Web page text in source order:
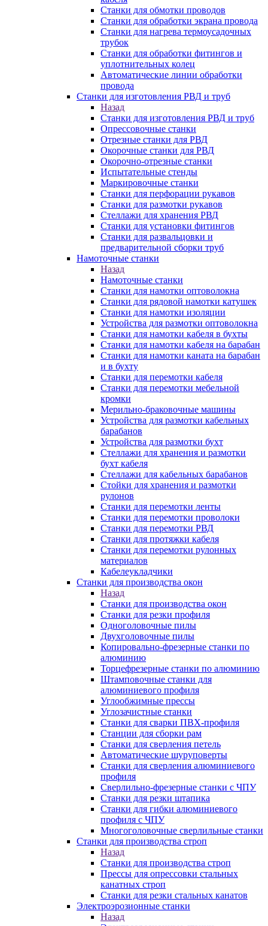
Станки для обмотки проводов
Станки для обработки экрана провода
Станки для нагрева термоусадочных
трубок
Станки для обработки фитингов и
уплотнительных колец
Автоматические линии обработки
провода
Станки для изготовления РВД и труб
Назад
Станки для изготовления РВД и труб
Опрессовочные станки
Отрезные станки для РВД
Окорочные станки для РВД
Окорочно-отрезные станки
Испытательные стенды
Маркировочные станки
Станки для перфорации рукавов
Станки для размотки рукавов
Стеллажи для хранения РВД
Станки для установки фитингов
Станки для развальцовки и
предварительной сборки труб
Намоточные станки
Назад
Намоточные станки
Станки для намотки оптоволокна
Станки для рядовой намотки катушек
Станки для намотки изоляции
Устройства для размотки оптоволокна
Станки для намотки кабеля в бухты
Станки для намотки кабеля на барабан
Станки для намотки каната на барабан
и в бухту
Станки для перемотки кабеля
Станки для перемотки мебельной
кромки
Мерильно-браковочные машины
Устройства для размотки кабельных
барабанов
Устройства для размотки бухт
Стеллажи для хранения и размотки
бухт кабеля
Стеллажи для кабельных барабанов
Стойки для хранения и размотки
рулонов
Станки для перемотки ленты
Станки для перемотки проволоки
Станки для перемотки РВД
Станки для протяжки кабеля
Станки для перемотки рулонных
материалов
Кабелеукладчики
Станки для производства окон
Назад
Станки для производства окон
Станки для резки профиля
Одноголовочные пилы
Двухголовочные пилы
Копировально-фрезерные станки по
алюминию
Торцефрезерные станки по алюминию
Штамповочные станки для
алюминиевого профиля
Углообжимные прессы
Углозачистные станки
Станки для сварки ПВХ-профиля
Станции для сборки рам
Станки для сверления петель
Автоматические шуруповерты
Станки для сверления алюминиевого
профиля
Сверлильно-фрезерные станки с ЧПУ
Станки для резки штапика
Станки для гибки алюминиевого
профиля с ЧПУ
Многоголовочные сверлильные станки
Станки для производства строп
Назад
Станки для производства строп
Прессы для опрессовки стальных
канатных строп
Станки для резки стальных канатов
Электроэрозионные станки
Назад